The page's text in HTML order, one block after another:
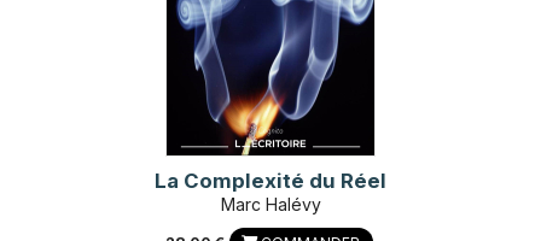
La Complexité du Réel
Marc Halévy